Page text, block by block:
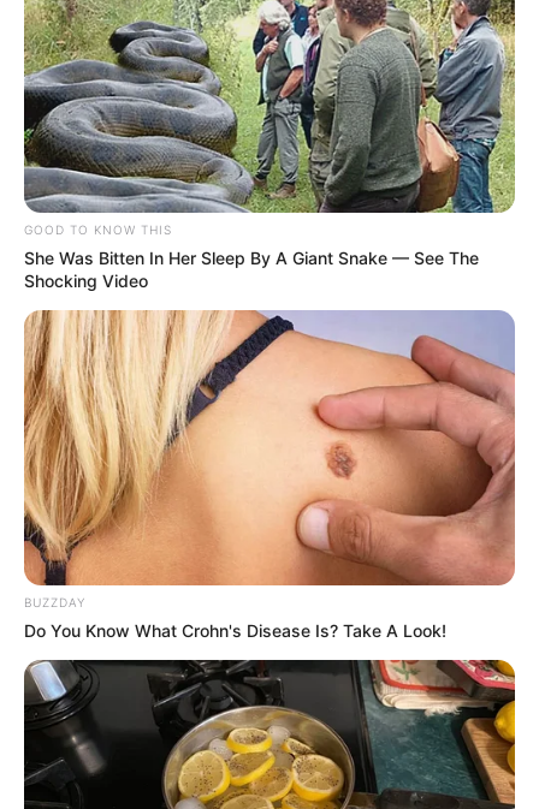
GOOD TO KNOW THIS
She Was Bitten In Her Sleep By A Giant Snake — See The
Shocking Video
BUZZDAY
Do You Know What Crohn's Disease Is? Take A Look!